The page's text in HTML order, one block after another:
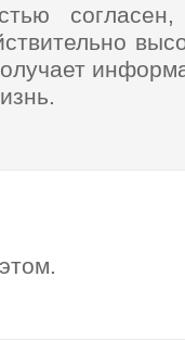
согласен,